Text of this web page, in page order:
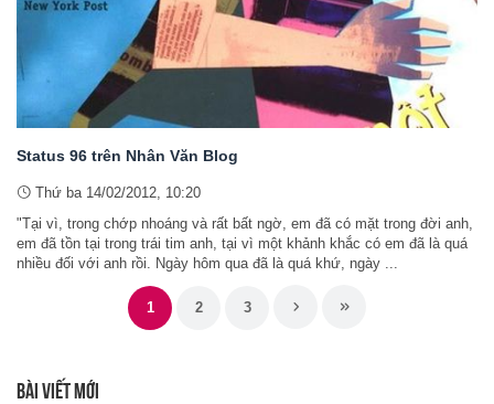
Status 96 trên Nhân Văn Blog
Thứ ba 14/02/2012, 10:20
"Tại vì, trong chớp nhoáng và rất bất ngờ, em đã có mặt trong đời anh,
em đã tồn tại trong trái tim anh, tại vì một khảnh khắc có em đã là quá
nhiều đối với anh rồi. Ngày hôm qua đã là quá khứ, ngày ...
1 2 3
BÀI VIẾT MỚI